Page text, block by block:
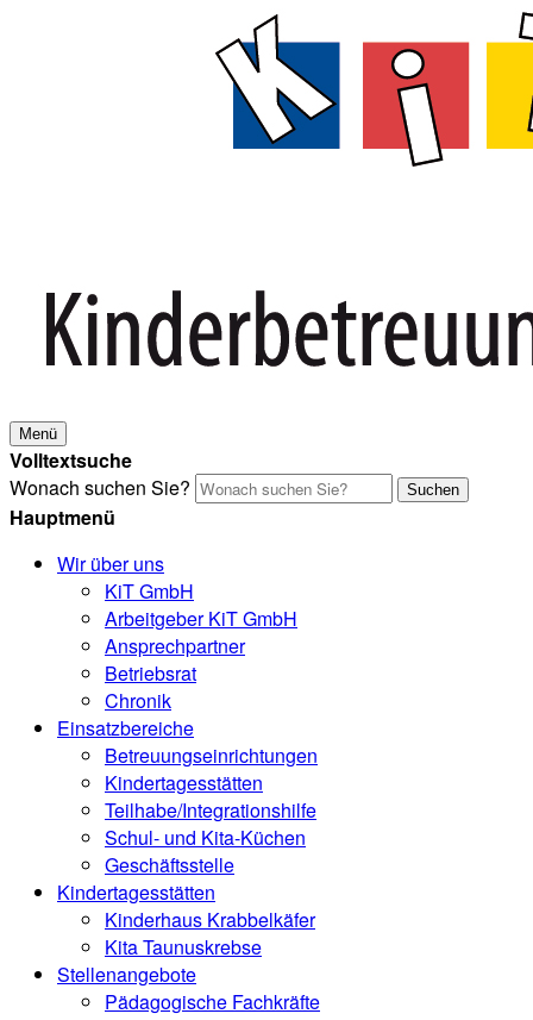
Menü
Volltextsuche
Wonach suchen Sie?
Suchen
Hauptmenü
Wir über uns
KiT GmbH
Arbeitgeber KiT GmbH
Ansprechpartner
Betriebsrat
Chronik
Einsatzbereiche
Betreuungseinrichtungen
Kindertagesstätten
Teilhabe/Integrationshilfe
Schul- und Kita-Küchen
Geschäftsstelle
Kindertagesstätten
Kinderhaus Krabbelkäfer
Kita Taunuskrebse
Stellenangebote
Pädagogische Fachkräfte